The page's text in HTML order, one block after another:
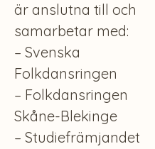
är anslutna till och
samarbetar med:
– Svenska
Folkdansringen
– Folkdansringen
Skåne-Blekinge
– Studiefrämjandet